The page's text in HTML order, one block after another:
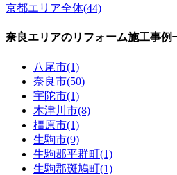
京都エリア全体(44)
奈良エリアのリフォーム施工事例
八尾市(1)
奈良市(50)
宇陀市(1)
木津川市(8)
橿原市(1)
生駒市(9)
生駒郡平群町(1)
生駒郡斑鳩町(1)